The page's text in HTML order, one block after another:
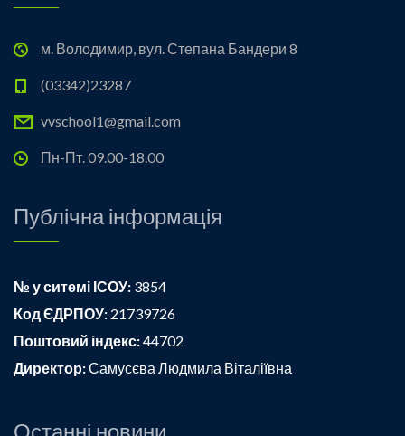
м. Володимир, вул. Степана Бандери 8
(03342)23287
vvschool1@gmail.com
Пн-Пт. 09.00-18.00
Публічна інформація
№ у ситемі ІСОУ: 3854
Код ЄДРПОУ: 21739726
Поштовий індекс:44702
Директор:Самусєва Людмила Віталіївна